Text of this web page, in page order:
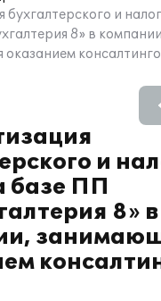
и
8» в
и
базе ПП
8» в